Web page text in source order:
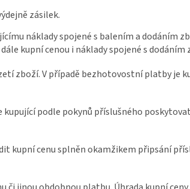
zásilek.
náklady spojené s balením a dodáním
kupní cenou i náklady spojené s dodáním
zboží. V případě bezhotovostní platby je
podle pokynů příslušného
kupní cenu splněn okamžikem připsání